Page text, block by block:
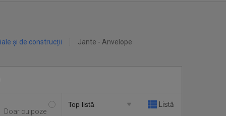
și de construcții Jante - Anvelope
Doar cu poze
Listă